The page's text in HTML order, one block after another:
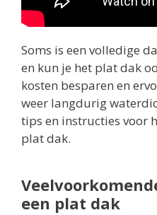
Soms is een volledige
en kun je het plat dak
kosten besparen en
weer langdurig
tips en instructies voor
plat dak.
een plat dak